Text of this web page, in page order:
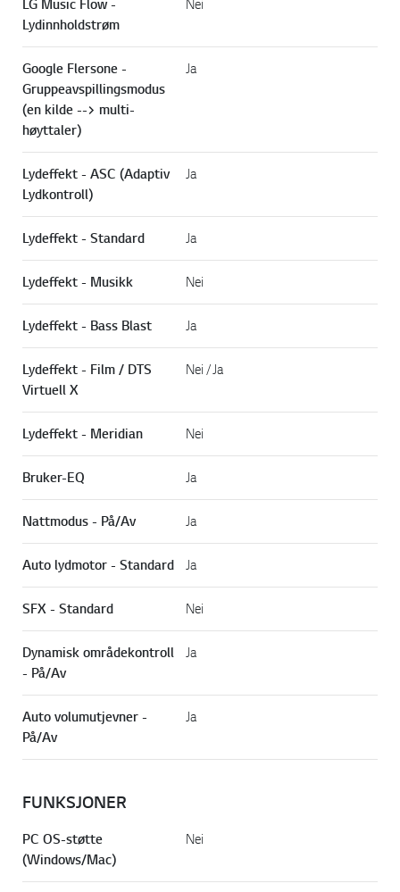
Lydinnholdstrøm
Google Flersone -
Gruppeavspillingsmodus
(en kilde --> multi-
høyttaler)
Ja
Lydeffekt - ASC (Adaptiv
Lydkontroll)
Ja
Lydeffekt - Standard Ja
Lydeffekt - Musikk Nei
Lydeffekt - Bass Blast Ja
Lydeffekt - Film / DTS
Virtuell X
Nei / Ja
Lydeffekt - Meridian Nei
Bruker-EQ Ja
Nattmodus - På/Av Ja
Auto lydmotor - Standard Ja
SFX - Standard Nei
Dynamisk områdekontroll
- På/Av
Ja
Auto volumutjevner -
På/Av
Ja
FUNKSJONER
PC OS-støtte
(Windows/Mac)
Nei